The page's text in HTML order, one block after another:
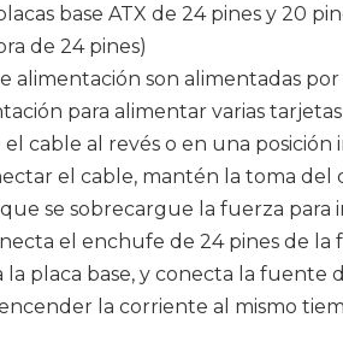
base ATX de 24 pines y 20
de 24 pines)
alimentación son alimentadas
para alimentar varias
cable al revés o en una
el cable, mantén la toma del
se sobrecargue la fuerza para
el enchufe de 24 pines de
placa base, y conecta la fuente
la corriente al mismo